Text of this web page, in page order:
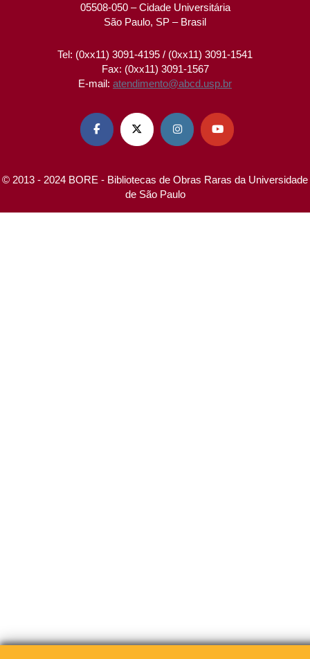
05508-050 – Cidade Universitária
São Paulo, SP – Brasil
Tel: (0xx11) 3091-4195 / (0xx11) 3091-1541
Fax: (0xx11) 3091-1567
E-mail: atendimento@abcd.usp.br
   
© 2013 - 2024 BORE - Bibliotecas de Obras Raras da Universidade
de São Paulo